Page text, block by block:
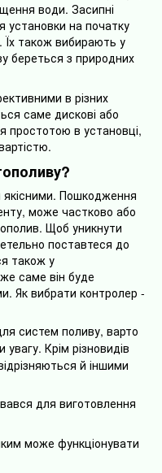
води. Засипні
установки на початку
Їх також вибирають у
береться з природних
в різних
саме дискові або
простотою в установці,
якісними. Пошкодження
може частково або
Щоб уникнути
поставтеся до
також у
саме він буде
Як вибрати контролер -
систем поливу, варто
увагу. Крім різновидів
й іншими
для виготовлення
може функціонувати